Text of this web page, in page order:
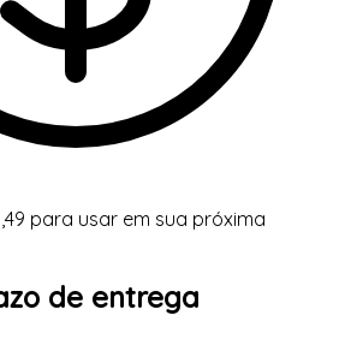
para usar em sua próxima
de entrega